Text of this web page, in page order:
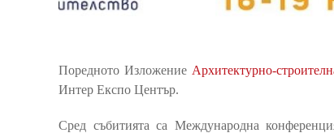
Поредното Изложение Архитектурно-
Интер Експо Център.
Сред събитията са Международна